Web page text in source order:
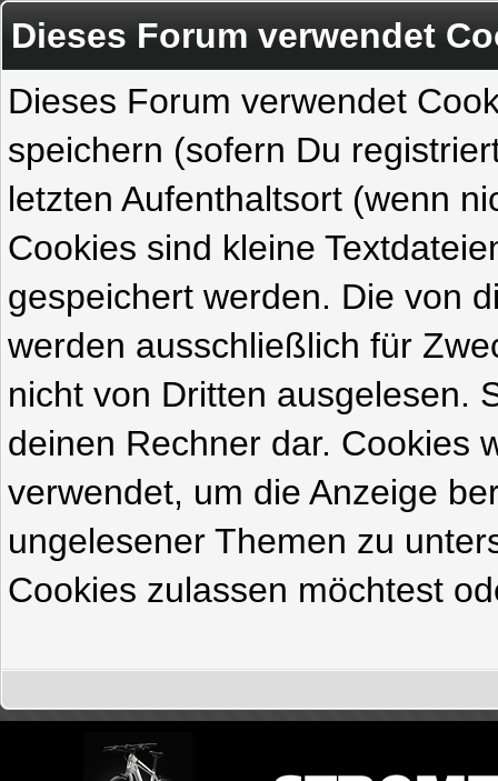
Dieses Forum verwendet
Dieses Forum verwendet
speichern (sofern Du
letzten Aufenthaltsort (wenn
Cookies sind kleine
gespeichert werden. Die von
werden ausschließlich für
nicht von Dritten ausgelesen.
deinen Rechner dar. Cookies
verwendet, um die Anzeige
ungelesener Themen zu
Cookies zulassen möchtest